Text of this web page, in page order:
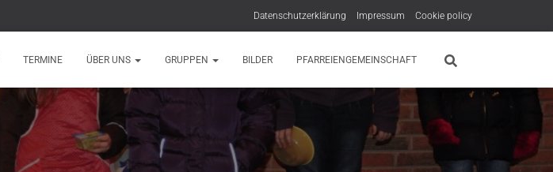
Datenschutzerklärung Impressum Cookie policy
TERMINE ÜBER UNS GRUPPEN BILDER PFARREIENGEMEINSCHAFT